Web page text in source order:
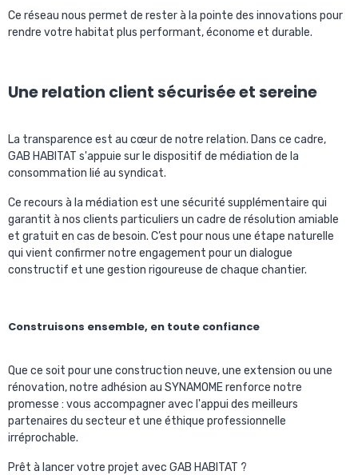
Ce réseau nous permet de rester à la pointe des innovations pour
rendre votre habitat plus performant, économe et durable.
Une relation client sécurisée et sereine
La transparence est au cœur de notre relation. Dans ce cadre,
GAB HABITAT s'appuie sur le dispositif de médiation de la
consommation lié au syndicat.
Ce recours à la médiation est une sécurité supplémentaire qui
garantit à nos clients particuliers un cadre de résolution amiable
et gratuit en cas de besoin. C’est pour nous une étape naturelle
qui vient confirmer notre engagement pour un dialogue
constructif et une gestion rigoureuse de chaque chantier.
Construisons ensemble, en toute confiance
Que ce soit pour une construction neuve, une extension ou une
rénovation, notre adhésion au SYNAMOME renforce notre
promesse : vous accompagner avec l'appui des meilleurs
partenaires du secteur et une éthique professionnelle
irréprochable.
Prêt à lancer votre projet avec GAB HABITAT ?